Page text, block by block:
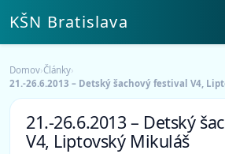
KŠN Bratislava
Domov›Články›
21.-26.6.2013 – Detský šachový festival V4,
21.-26.6.2013 – Detský
V4, Liptovský Mikuláš